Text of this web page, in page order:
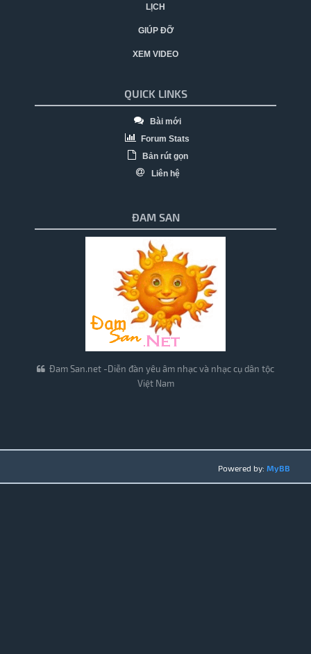
LỊCH
GIÚP ĐỠ
XEM VIDEO
QUICK LINKS
Bài mới
Forum Stats
Bản rút gọn
Liên hệ
ĐAM SAN
Đam San.net -Diễn đàn yêu âm nhạc và nhạc cụ dân tộc
Việt Nam
Powered by: MyBB